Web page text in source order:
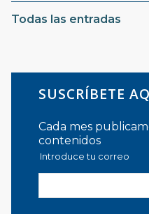
Todas las entradas
SUSCRÍBETE
Cada mes
contenidos
Introduce tu correo